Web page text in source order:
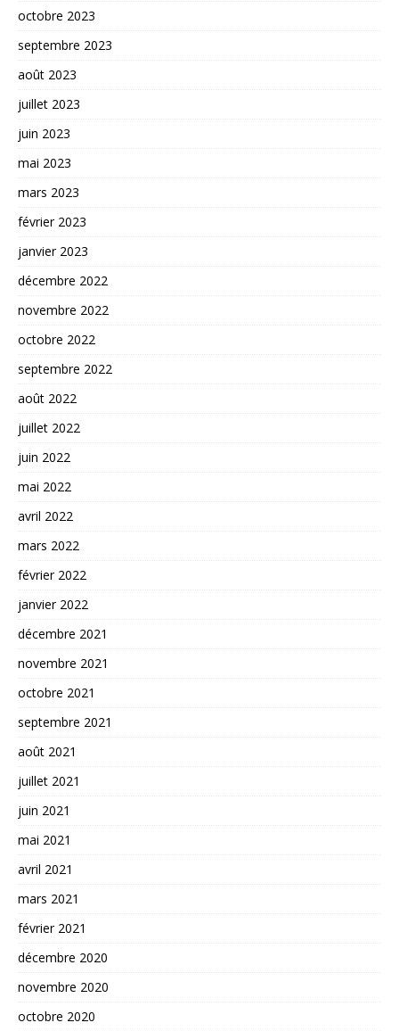
octobre 2023
septembre 2023
août 2023
juillet 2023
juin 2023
mai 2023
mars 2023
février 2023
janvier 2023
décembre 2022
novembre 2022
octobre 2022
septembre 2022
août 2022
juillet 2022
juin 2022
mai 2022
avril 2022
mars 2022
février 2022
janvier 2022
décembre 2021
novembre 2021
octobre 2021
septembre 2021
août 2021
juillet 2021
juin 2021
mai 2021
avril 2021
mars 2021
février 2021
décembre 2020
novembre 2020
octobre 2020